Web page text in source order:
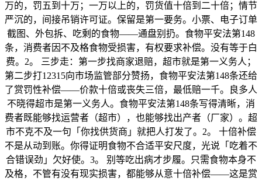
万的，罚五到十万；一万以上的，罚货值十倍到二十倍；情节
严沉的，间接吊销许可证。保留是第一要务。小票、电子订单
截图、外包拆、吃剩的食物——通盘别扔。食物平安法第148
条，消费者因不及格食物受损害，有权要求补偿。没有等于白
费。2。 三步走：第一步找商家退赔，超市就是第一义务人；
第二步打12315向市场监管部分赞扬，食物平安法第148条还给
了赏罚性补偿——价款十倍或丧失三倍，最低赔一千。良多人
不晓得超市是第一义务人。食物平安法第148条写得清晰，消
费者既能够找运营者（超市），也能够找出产者（厂家）。超
市不克不及一句「你找供货商」就把人打发了。2。 十倍补偿
不是从动到账。你得证明食物不合适平安尺度，光说「吃着不
合错误劲」欠好使。3。 别等吃出病才步履。只需食物本身不
及格，不管有没有现实损害，都能够从意十倍补偿——这是赏